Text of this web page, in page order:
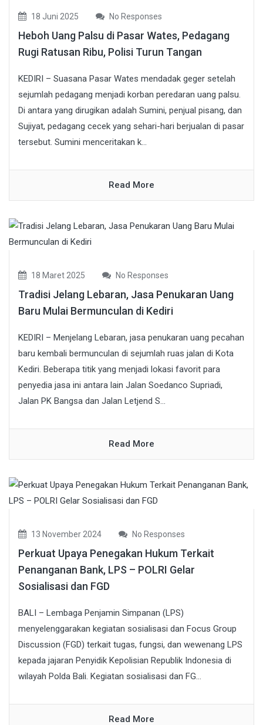
18 Juni 2025 No Responses
Heboh Uang Palsu di Pasar Wates, Pedagang
Rugi Ratusan Ribu, Polisi Turun Tangan
KEDIRI – Suasana Pasar Wates mendadak geger setelah
sejumlah pedagang menjadi korban peredaran uang palsu.
Di antara yang dirugikan adalah Sumini, penjual pisang, dan
Sujiyat, pedagang cecek yang sehari-hari berjualan di pasar
tersebut. Sumini menceritakan k...
Read More
18 Maret 2025 No Responses
Tradisi Jelang Lebaran, Jasa Penukaran Uang
Baru Mulai Bermunculan di Kediri
KEDIRI – Menjelang Lebaran, jasa penukaran uang pecahan
baru kembali bermunculan di sejumlah ruas jalan di Kota
Kediri. Beberapa titik yang menjadi lokasi favorit para
penyedia jasa ini antara lain Jalan Soedanco Supriadi,
Jalan PK Bangsa dan Jalan Letjend S...
Read More
13 November 2024 No Responses
Perkuat Upaya Penegakan Hukum Terkait
Penanganan Bank, LPS – POLRI Gelar
Sosialisasi dan FGD
BALI – Lembaga Penjamin Simpanan (LPS)
menyelenggarakan kegiatan sosialisasi dan Focus Group
Discussion (FGD) terkait tugas, fungsi, dan wewenang LPS
kepada jajaran Penyidik Kepolisian Republik Indonesia di
wilayah Polda Bali. Kegiatan sosialisasi dan FG...
Read More